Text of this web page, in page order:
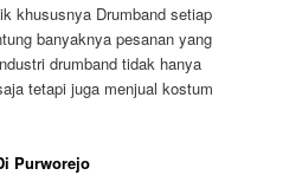
khususnya Drumband setiap
banyaknya pesanan yang
drumband tidak hanya
tetapi juga menjual kostum
Purworejo